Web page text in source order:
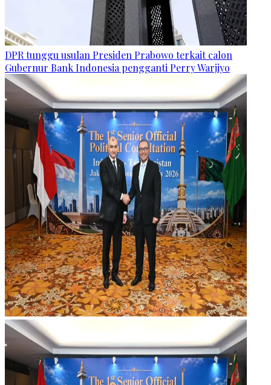
DPR tunggu usulan Presiden Prabowo terkait calon
Gubernur Bank Indonesia pengganti Perry Warjiyo